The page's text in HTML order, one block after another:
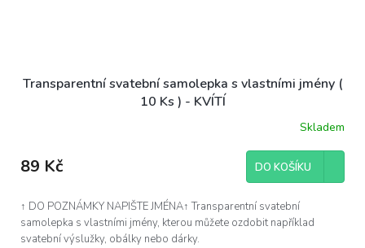
Transparentní svatební samolepka s vlastními jmény (
10 Ks ) - KVÍTÍ
Skladem
89 Kč DO KOŠÍKU
↑ DO POZNÁMKY NAPIŠTE JMÉNA↑ Transparentní svatební
samolepka s vlastními jmény, kterou můžete ozdobit například
svatební výslužky, obálky nebo dárky.